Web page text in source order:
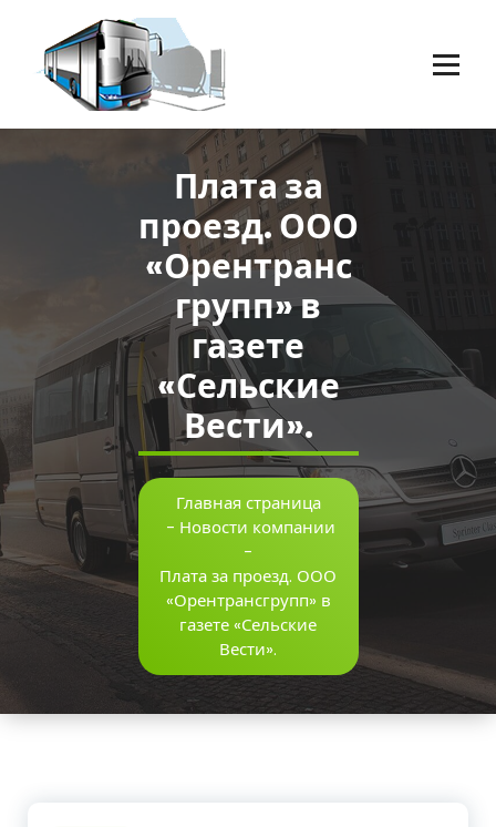
содержимому
Плата за
проезд. ООО
«Орентранс
групп» в
газете
«Сельские
Вести».
Главная страница
- Новости компании
-
Плата за проезд. ООО
«Орентрансгрупп» в
газете «Сельские
Вести».